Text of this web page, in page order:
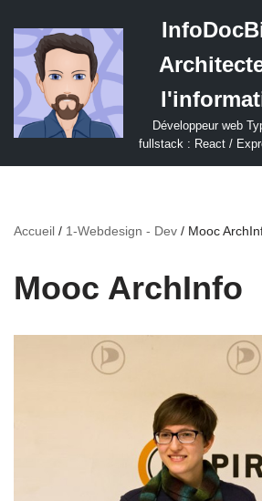
Aller
au
contenu
Développeur web
fullstack : React /
Accueil / 1-Webdesign - Dev / Mooc
Mooc ArchInfo